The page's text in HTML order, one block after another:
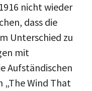
nicht wieder
dass die
Unterschied zu
mit
Aufständischen
„The Wind That